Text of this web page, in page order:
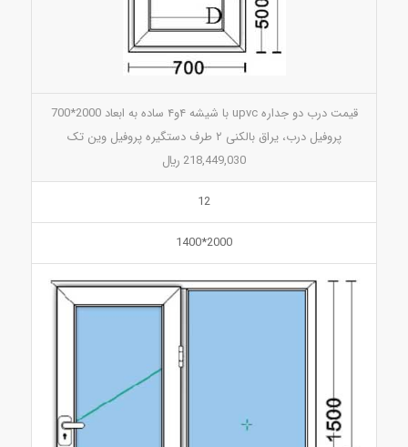
قیمت درب دو جداره upvc با شیشه ۴و۴ ساده به ابعاد 2000*700
پروفیل درب، یراق بالکنی ۲ طرف دستگیره پروفیل وین تک
218,449,030 ريال
12
2000*1400